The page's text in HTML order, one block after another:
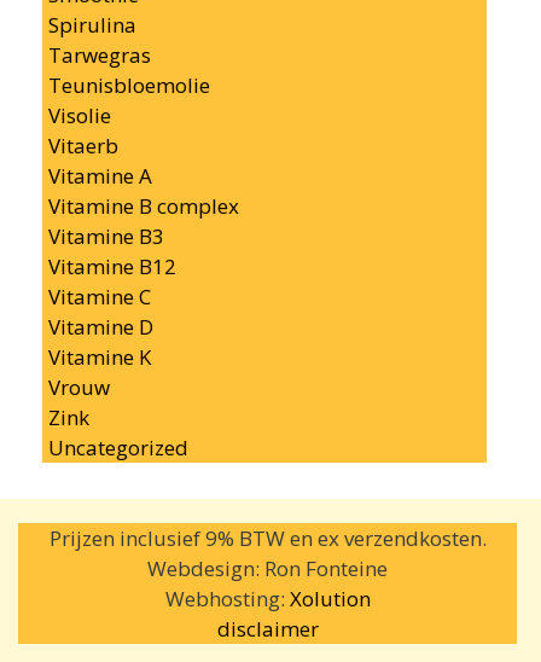
Spirulina
Tarwegras
Teunisbloemolie
Visolie
Vitaerb
Vitamine A
Vitamine B complex
Vitamine B3
Vitamine B12
Vitamine C
Vitamine D
Vitamine K
Vrouw
Zink
Uncategorized
Prijzen inclusief 9% BTW en ex verzendkosten.
Webdesign: Ron Fonteine
Webhosting: Xolution
disclaimer